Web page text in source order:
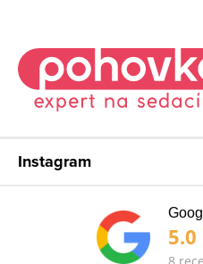
Instagram
5.0